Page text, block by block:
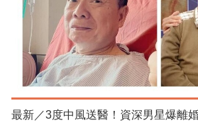
最新／3度中風送醫！資深男星爆離